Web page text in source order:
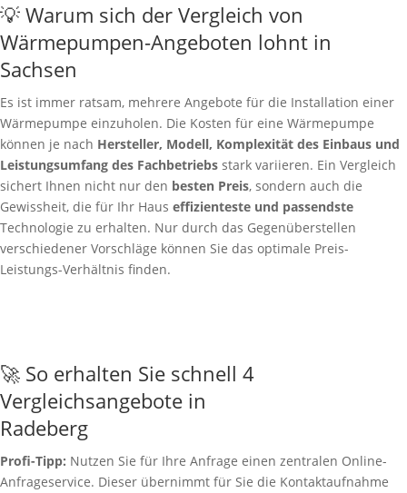
💡 Warum sich der Vergleich von
Wärmepumpen-Angeboten lohnt in
Sachsen
Es ist immer ratsam, mehrere Angebote für die Installation einer
Wärmepumpe einzuholen. Die Kosten für eine Wärmepumpe
können je nach Hersteller, Modell, Komplexität des Einbaus und
Leistungsumfang des Fachbetriebs stark variieren. Ein Vergleich
sichert Ihnen nicht nur den besten Preis, sondern auch die
Gewissheit, die für Ihr Haus effizienteste und passendste
Technologie zu erhalten. Nur durch das Gegenüberstellen
verschiedener Vorschläge können Sie das optimale Preis-
Leistungs-Verhältnis finden.
🚀 So erhalten Sie schnell 4
Vergleichsangebote in
Radeberg
Profi-Tipp: Nutzen Sie für Ihre Anfrage einen zentralen Online-
Anfrageservice. Dieser übernimmt für Sie die Kontaktaufnahme